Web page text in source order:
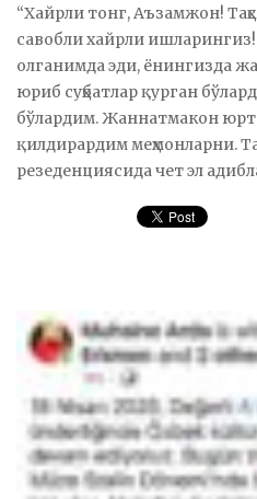
“Хайрли тонг, Аъзамжон!
савобли хайрли
олганимда эди, ёнингизда
юриб суҳбатлар қурган
бўлардим. Жаннатмакон
қилдирардим меҳмонларни.
резеденциясида чет эл